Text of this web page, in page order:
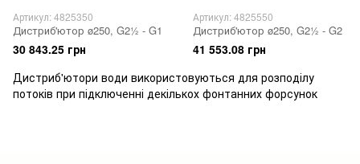
Артикул: 4825350
Дистриб'ютор ø250, G2½ - G1
30 843.25 грн
Артикул: 4825550
Дистриб'ютор ø250, G2½ - G2
41 553.08 грн
Дистриб'ютори води використовуються для розподілу
потоків при підключенні декількох фонтанних форсунок